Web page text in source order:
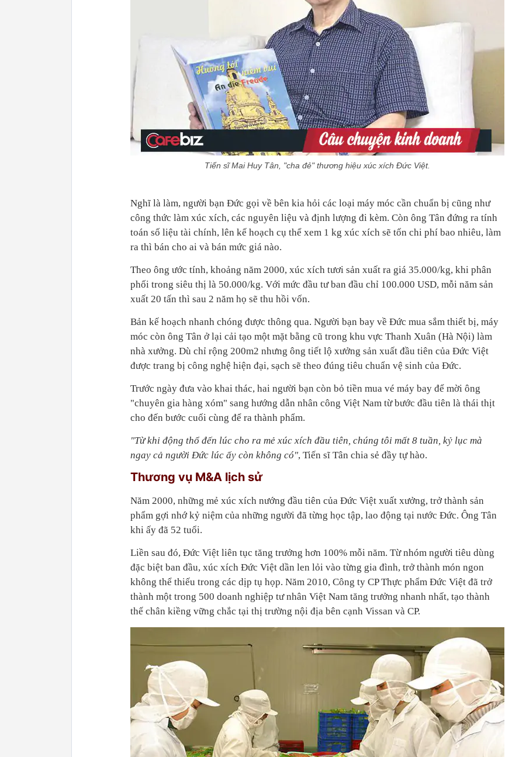
Tiến sĩ Mai Huy Tân, "cha đẻ" thương hiệu xúc xích Đức Việt.
Nghĩ là làm, người bạn Đức gọi về bên kia hỏi các loại máy móc cần chuẩn bị cũng như
công thức làm xúc xích, các nguyên liệu và định lượng đi kèm. Còn ông Tân đứng ra tính
toán số liệu tài chính, lên kế hoạch cụ thể xem 1 kg xúc xích sẽ tốn chi phí bao nhiêu, làm
ra thì bán cho ai và bán mức giá nào.
Theo ông ước tính, khoảng năm 2000, xúc xích tươi sản xuất ra giá 35.000/kg, khi phân
phối trong siêu thị là 50.000/kg. Với mức đầu tư ban đầu chỉ 100.000 USD, mỗi năm sản
xuất 20 tấn thì sau 2 năm họ sẽ thu hồi vốn.
Bản kế hoạch nhanh chóng được thông qua. Người bạn bay về Đức mua sắm thiết bị, máy
móc còn ông Tân ở lại cải tạo một mặt bằng cũ trong khu vực Thanh Xuân (Hà Nội) làm
nhà xưởng. Dù chỉ rộng 200m2 nhưng ông tiết lộ xưởng sản xuất đầu tiên của Đức Việt
được trang bị công nghệ hiện đại, sạch sẽ theo đúng tiêu chuẩn vệ sinh của Đức.
Trước ngày đưa vào khai thác, hai người bạn còn bỏ tiền mua vé máy bay để mời ông
"chuyên gia hàng xóm" sang hướng dẫn nhân công Việt Nam từ bước đầu tiên là thái thịt
cho đến bước cuối cùng để ra thành phẩm.
"Từ khi động thổ đến lúc cho ra mẻ xúc xích đầu tiên, chúng tôi mất 8 tuần, kỷ lục mà
ngay cả người Đức lúc ấy còn không có", Tiến sĩ Tân chia sẻ đầy tự hào.
Thương vụ M&A lịch sử
Năm 2000, những mẻ xúc xích nướng đầu tiên của Đức Việt xuất xưởng, trở thành sản
phẩm gợi nhớ kỷ niệm của những người đã từng học tập, lao động tại nước Đức. Ông Tân
khi ấy đã 52 tuổi.
Liền sau đó, Đức Việt liên tục tăng trưởng hơn 100% mỗi năm. Từ nhóm người tiêu dùng
đặc biệt ban đầu, xúc xích Đức Việt dần len lỏi vào từng gia đình, trở thành món ngon
không thể thiếu trong các dịp tụ họp. Năm 2010, Công ty CP Thực phẩm Đức Việt đã trở
thành một trong 500 doanh nghiệp tư nhân Việt Nam tăng trưởng nhanh nhất, tạo thành
thế chân kiềng vững chắc tại thị trường nội địa bên cạnh Vissan và CP.